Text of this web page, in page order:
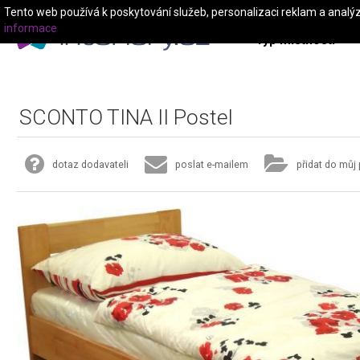
Typ místnosti
SCONTO TINA II Postel
dotaz dodavateli poslat e-mailem přidat do můj
Tento web používá k poskytování služeb, personalizaci reklam a
informace